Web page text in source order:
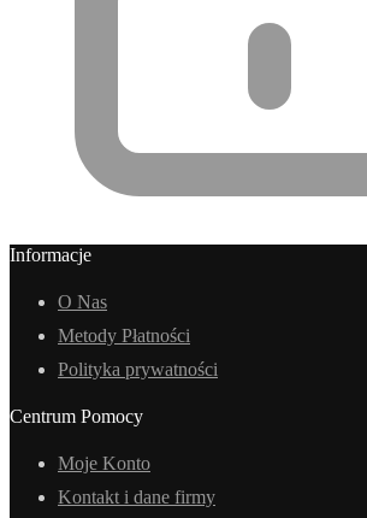
Informacje
O Nas
Metody Płatności
Polityka prywatności
Centrum Pomocy
Moje Konto
Kontakt i dane firmy